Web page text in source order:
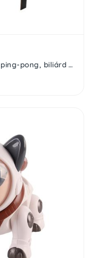
4 az 1-ben játékasztal, csocsó, ping-pong, biliárd és léghoki játékhoz